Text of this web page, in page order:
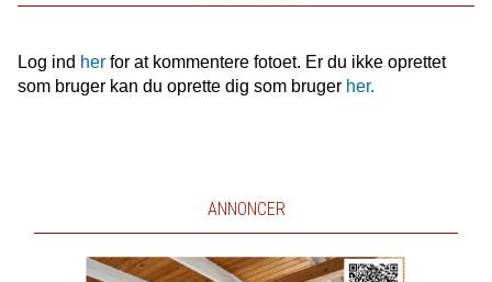
Log ind herfor at kommentere fotoet. Er du ikke oprettet
som bruger kan du oprette dig som bruger her.
ANNONCER